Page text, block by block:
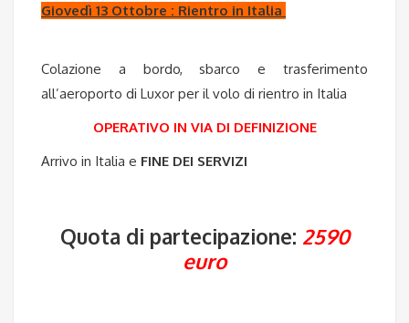
Giovedì 13 Ottobre : Rientro in Italia
Colazione a bordo, sbarco e trasferimento
all’aeroporto di Luxor per il volo di rientro in Italia
OPERATIVO IN VIA DI DEFINIZIONE
Arrivo in Italia e FINE DEI SERVIZI
Quota di partecipazione: 2590
euro